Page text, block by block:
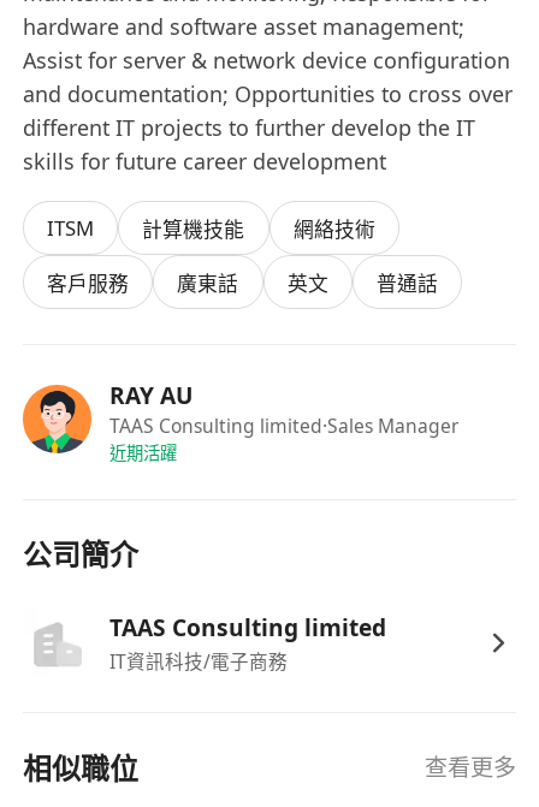
hardware and software asset management;
Assist for server & network device configuration
and documentation; Opportunities to cross over
different IT projects to further develop the IT
skills for future career development
ITSM 計算機技能
網絡技術
客戶服務
廣東話 英文 普通話
RAY AU
TAAS Consulting limited·Sales Manager
近期活躍
公司簡介
TAAS Consulting limited
IT資訊科技/電子商務
相似職位 查看更多